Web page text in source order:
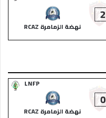
2
نهضة الزمامرة RCAZ
LNFP
0
نهضة الزمامرة RCAZ